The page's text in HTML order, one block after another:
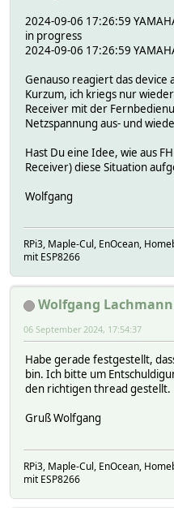
2024-09-06 17:26:59
in progress
2024-09-06 17:26:59
Genauso reagiert das
Kurzum, ich kriegs nur
Receiver mit der
Netzspannung aus- und
Hast Du eine Idee, wie aus
Receiver) diese Situation
Wolfgang
RPi3, Maple-Cul, EnOcean,
mit ESP8266
Wolfgang Lachmann
06 September 2024, 17:54:37
Habe gerade festgestellt,
bin. Ich bitte um
den richtigen thread gestellt.
Gruß Wolfgang
RPi3, Maple-Cul, EnOcean,
mit ESP8266